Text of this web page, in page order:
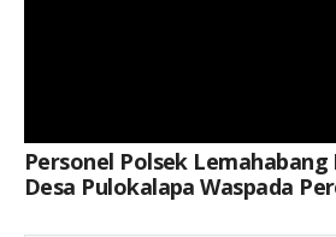
Personel Polsek Lemahabang
Desa Pulokalapa Waspada